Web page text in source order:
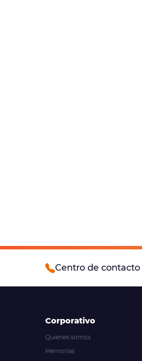
Centro de contacto
Corporativo
Quienes somos
Memorias